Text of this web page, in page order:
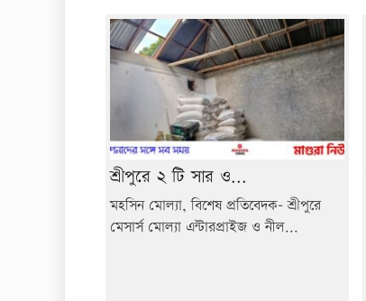
শ্রীপুরে ২ টি সার ও...
মহসিন মোল্যা, বিশেষ প্রতিবেদক- শ্রীপুরে
মেসার্স মোল্যা এন্টারপ্রাইজ ও নীল...